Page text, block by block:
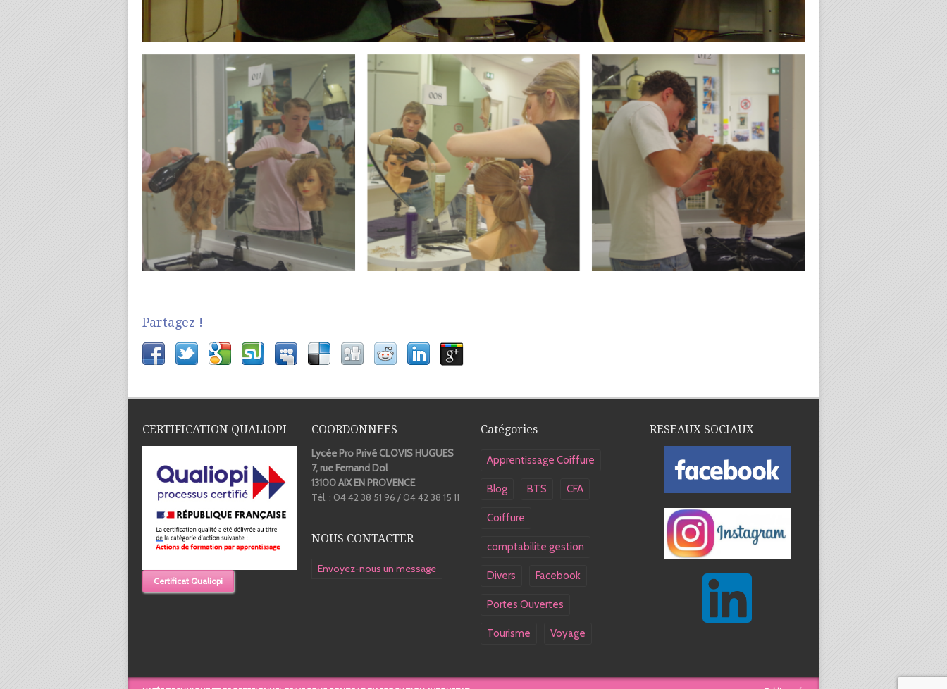
Partagez !
CERTIFICATION QUALIOPI
Certificat Qualiopi
COORDONNEES
Lycée Pro Privé CLOVIS HUGUES
7, rue Fernand Dol
13100 AIX EN PROVENCE
Tél. : 04 42 38 51 96 / 04 42 38 15 11
NOUS CONTACTER
Envoyez-nous un message
Catégories
Apprentissage Coiffure
Blog BTS CFA
Coiffure
comptabilite gestion
Divers Facebook
Portes Ouvertes
Tourisme Voyage
RESEAUX SOCIAUX